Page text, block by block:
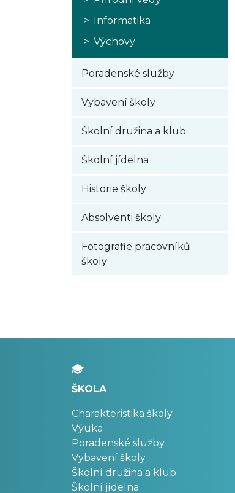
Informatika
Výchovy
Poradenské služby
Vybavení školy
Školní družina a klub
Školní jídelna
Historie školy
Absolventi školy
Fotografie pracovníků
školy
ŠKOLA
Charakteristika školy
Výuka
Poradenské služby
Vybavení školy
Školní družina a klub
Školní jídelna